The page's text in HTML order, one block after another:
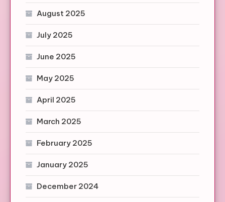
August 2025
July 2025
June 2025
May 2025
April 2025
March 2025
February 2025
January 2025
December 2024